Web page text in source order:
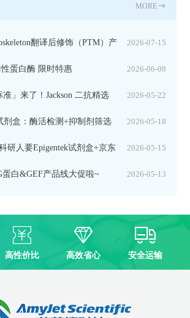
MORE
2026-07-15
翻译后修饰（PTM）产
2026-06-08
蛋白酶 限时特惠
2026-05-22
」来了！Jackson 二抗精选
无！ 2026-05-18
剂盒：酶活检测+抑制剂筛选
赠京东卡 2026-05-15
研人要Epigentek试剂盒+京东
2026-05-13
蛋白&GEF产品线大促啦~
高性价比 高效省心 安全运输